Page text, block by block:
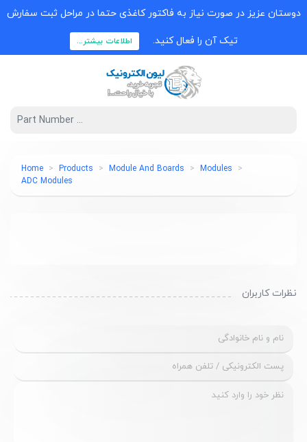
دوستان عزیز در صورت نیاز به فاکتور کاغذی حتما در مراحل ثبت سفارش
تیک آن را فعال کنید. اطلاعات بیشتر...
Home Products Module And Boards
Modules
ADC Modules
نظرات کاربران